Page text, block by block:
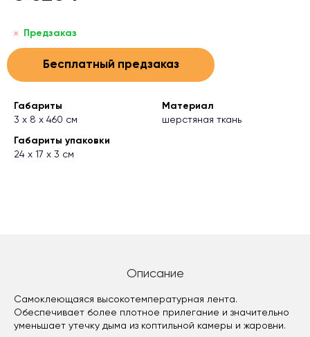
Предзаказ
Бесплатный предзаказ
Габариты
3 x 8 x 460 см
Материал
шерстяная ткань
Габариты упаковки
24 х 17 х 3 см
Описание
Самоклеющаяся высокотемпературная лента.
Обеспечивает более плотное прилегание и значительно
уменьшает утечку дыма из коптильной камеры и жаровни.